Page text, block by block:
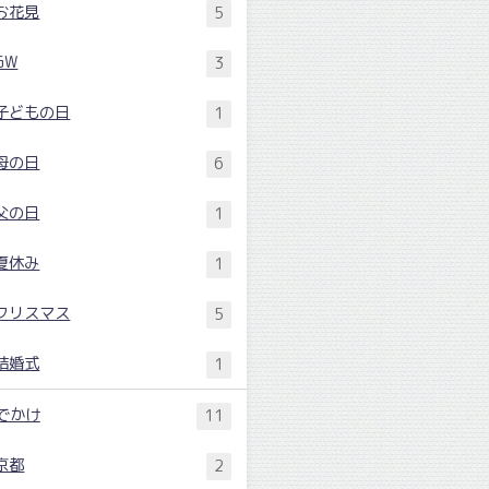
花見 5
3
どもの日 1
の日 6
の日 1
休み 1
リスマス 5
婚式 1
かけ 11
都 2